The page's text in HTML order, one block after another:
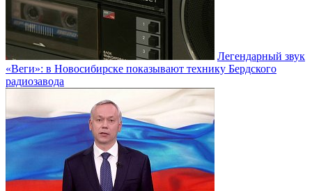
Легендарный звук
«Веги»: в Новосибирске показывают технику Бердского
радиозавода